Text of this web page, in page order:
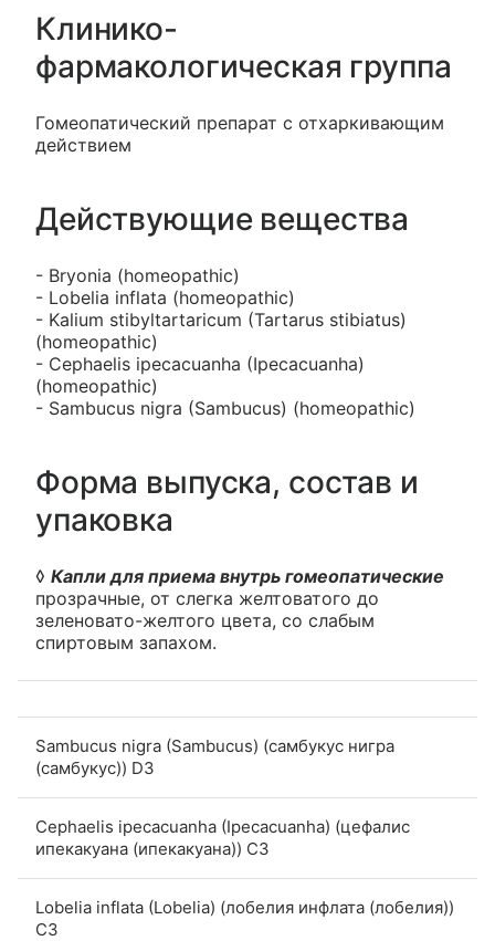
Клинико-
фармакологическая группа
Гомеопатический препарат с отхаркивающим
действием
Действующие вещества
- Bryonia (homeopathic)
- Lobelia inflata (homeopathic)
- Kalium stibyltartaricum (Tartarus stibiatus)
(homeopathic)
- Cephaelis ipecacuanha (Ipecacuanha)
(homeopathic)
- Sambucus nigra (Sambucus) (homeopathic)
Форма выпуска, состав и
упаковка
◊ Капли для приема внутрь гомеопатические
прозрачные, от слегка желтоватого до
зеленовато-желтого цвета, со слабым
спиртовым запахом.
Sambucus nigra (Sambucus) (самбукус нигра
(самбукус)) D3
Cephaelis ipecacuanha (Ipecacuanha) (цефалис
ипекакуана (ипекакуана)) C3
Lobelia inflata (Lobelia) (лобелия инфлата (лобелия))
C3